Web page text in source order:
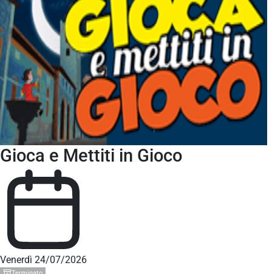
Gioca e Mettiti in Gioco
Venerdì 24/07/2026